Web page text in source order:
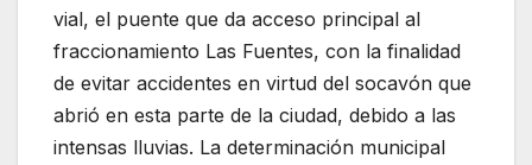
vial, el puente que da acceso principal al
fraccionamiento Las Fuentes, con la finalidad
de evitar accidentes en virtud del socavón que
abrió en esta parte de la ciudad, debido a las
intensas lluvias. La determinación municipal